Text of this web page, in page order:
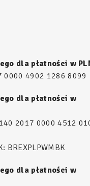
dla płatności w
0000 4902 1286 8099
dla płatności w
2017 0000 4512
BREXPLPWMBK
dla płatności w